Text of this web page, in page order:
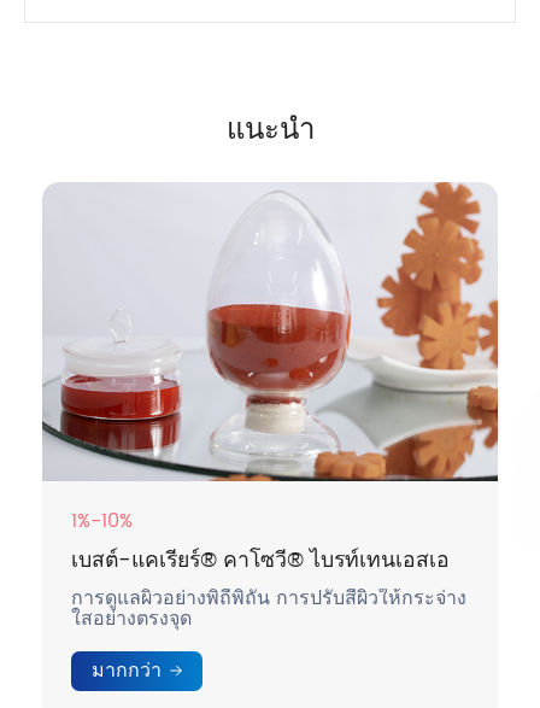
แนะนำ
1%-10%
เบสต์-แคเรียร์® คาโซวี® ไบรท์เทนเอสเอ
การดูแลผิวอย่างพิถีพิถัน การปรับสีผิวให้กระจ่าง
ใสอย่างตรงจุด
มากกว่า